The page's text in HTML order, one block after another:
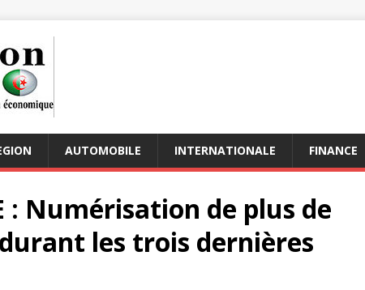
AUTOMOBILE INTERNATIONALE FINANCE
: Numérisation de plus de
les trois dernières